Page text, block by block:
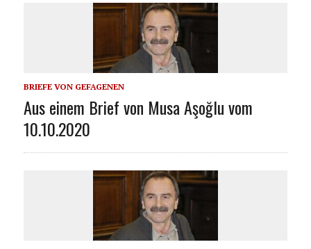
BRIEFE VON GEFAGENEN
Aus einem Brief von Musa Aşoğlu vom
10.10.2020